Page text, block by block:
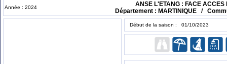
Année : 2024
ANSE L'ETANG : FACE ACCES
Département : MARTINIQUE /
Début de la saison : 01/10/2023